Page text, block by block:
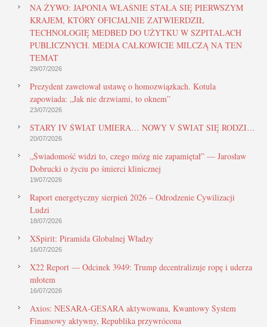
NA ŻYWO: JAPONIA WŁAŚNIE STAŁA SIĘ PIERWSZYM
KRAJEM, KTÓRY OFICJALNIE ZATWIERDZIŁ
TECHNOLOGIĘ MEDBED DO UŻYTKU W SZPITALACH
PUBLICZNYCH. MEDIA CAŁKOWICIE MILCZĄ NA TEN
TEMAT
29/07/2026
Prezydent zawetował ustawę o homozwiązkach. Kotula
zapowiada: „Jak nie drzwiami, to oknem”
23/07/2026
STARY IV ŚWIAT UMIERA… NOWY V ŚWIAT SIĘ RODZI…
20/07/2026
„Świadomość widzi to, czego mózg nie zapamiętał” — Jarosław
Dobrucki o życiu po śmierci klinicznej
19/07/2026
Raport energetyczny sierpień 2026 – Odrodzenie Cywilizacji
Ludzi
18/07/2026
XSpirit: Piramida Globalnej Władzy
16/07/2026
X22 Report — Odcinek 3949: Trump decentralizuje ropę i uderza
młotem
16/07/2026
Axios: NESARA-GESARA aktywowana, Kwantowy System
Finansowy aktywny, Republika przywrócona